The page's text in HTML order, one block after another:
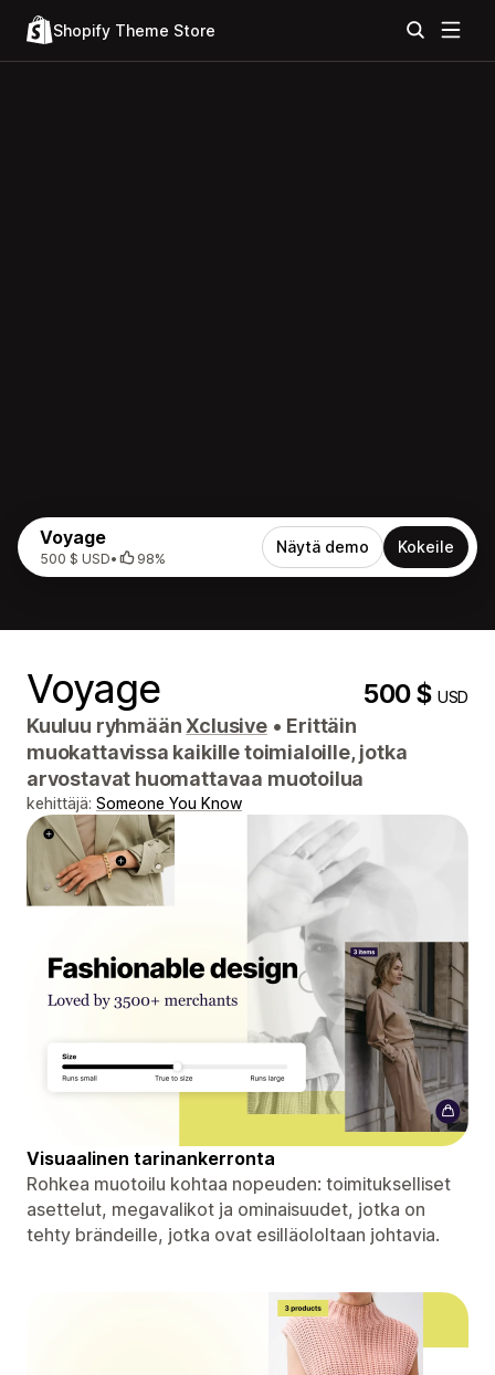
Shopify Theme Store
Voyage
500 $ USD• 98%
Näytä demo Kokeile
Voyage 500 $USD
Kuuluu ryhmäänXclusive • Erittäin
muokattavissa kaikille toimialoille, jotka
arvostavat huomattavaa muotoilua
kehittäjä: Someone You Know
Visuaalinen tarinankerronta
Rohkea muotoilu kohtaa nopeuden: toimitukselliset
asettelut, megavalikot ja ominaisuudet, jotka on
tehty brändeille, jotka ovat esilläololtaan johtavia.